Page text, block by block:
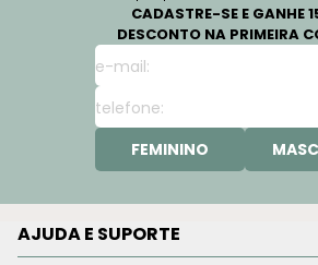
CADASTRE-SE E GANHE
DESCONTO NA PRIMEIRA
FEMININO
AJUDA E SUPORTE